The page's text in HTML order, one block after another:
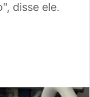
disse ele.